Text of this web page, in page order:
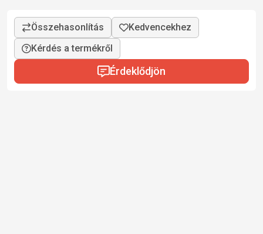
Kérdés a termékről
Érdeklődjön